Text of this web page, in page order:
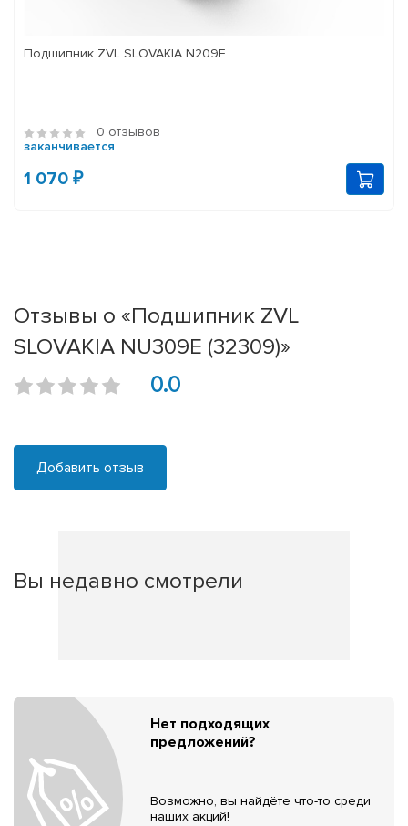
Подшипник ZVL SLOVAKIA N209E
0 отзывов
заканчивается
1 070 ₽
Отзывы о «Подшипник ZVL
SLOVAKIA NU309E (32309)»
0.0
Добавить отзыв
Вы недавно смотрели
Нет подходящих
предложений?
Возможно, вы найдёте что-то среди
наших акций!